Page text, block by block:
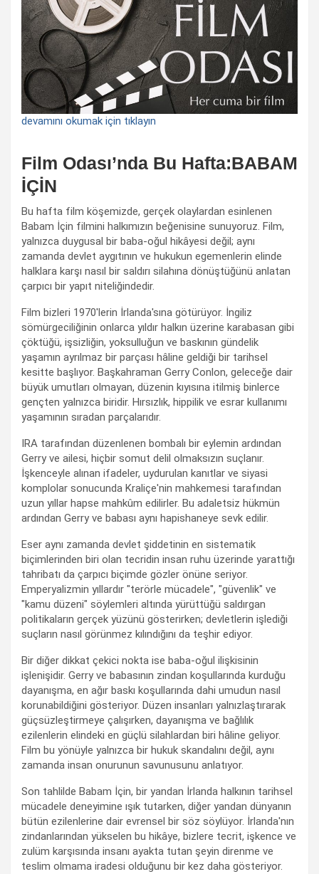
devamını okumak için tıklayın
Film Odası’nda Bu Hafta:BABAM
İÇİN
Bu hafta film köşemizde, gerçek olaylardan esinlenen
Babam İçin filmini halkımızın beğenisine sunuyoruz. Film,
yalnızca duygusal bir baba-oğul hikâyesi değil; aynı
zamanda devlet aygıtının ve hukukun egemenlerin elinde
halklara karşı nasıl bir saldırı silahına dönüştüğünü anlatan
çarpıcı bir yapıt niteliğindedir.
Film bizleri 1970'lerin İrlanda'sına götürüyor. İngiliz
sömürgeciliğinin onlarca yıldır halkın üzerine karabasan gibi
çöktüğü, işsizliğin, yoksulluğun ve baskının gündelik
yaşamın ayrılmaz bir parçası hâline geldiği bir tarihsel
kesitte başlıyor. Başkahraman Gerry Conlon, geleceğe dair
büyük umutları olmayan, düzenin kıyısına itilmiş binlerce
gençten yalnızca biridir. Hırsızlık, hippilik ve esrar kullanımı
yaşamının sıradan parçalarıdır.
IRA tarafından düzenlenen bombalı bir eylemin ardından
Gerry ve ailesi, hiçbir somut delil olmaksızın suçlanır.
İşkenceyle alınan ifadeler, uydurulan kanıtlar ve siyasi
komplolar sonucunda Kraliçe'nin mahkemesi tarafından
uzun yıllar hapse mahkûm edilirler. Bu adaletsiz hükmün
ardından Gerry ve babası aynı hapishaneye sevk edilir.
Eser aynı zamanda devlet şiddetinin en sistematik
biçimlerinden biri olan tecridin insan ruhu üzerinde yarattığı
tahribatı da çarpıcı biçimde gözler önüne seriyor.
Emperyalizmin yıllardır "terörle mücadele", "güvenlik" ve
"kamu düzeni" söylemleri altında yürüttüğü saldırgan
politikaların gerçek yüzünü gösterirken; devletlerin işlediği
suçların nasıl görünmez kılındığını da teşhir ediyor.
Bir diğer dikkat çekici nokta ise baba-oğul ilişkisinin
işlenişidir. Gerry ve babasının zindan koşullarında kurduğu
dayanışma, en ağır baskı koşullarında dahi umudun nasıl
korunabildiğini gösteriyor. Düzen insanları yalnızlaştırarak
güçsüzleştirmeye çalışırken, dayanışma ve bağlılık
ezilenlerin elindeki en güçlü silahlardan biri hâline geliyor.
Film bu yönüyle yalnızca bir hukuk skandalını değil, aynı
zamanda insan onurunun savunusunu anlatıyor.
Son tahlilde Babam İçin, bir yandan İrlanda halkının tarihsel
mücadele deneyimine ışık tutarken, diğer yandan dünyanın
bütün ezilenlerine dair evrensel bir söz söylüyor. İrlanda'nın
zindanlarından yükselen bu hikâye, bizlere tecrit, işkence ve
zulüm karşısında insanı ayakta tutan şeyin direnme ve
teslim olmama iradesi olduğunu bir kez daha gösteriyor.